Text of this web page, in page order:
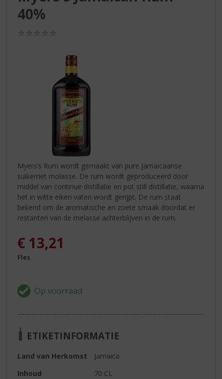
40%
Myers’s Rum wordt gemaakt van pure Jamaicaanse
suikerriet molasse. De rum wordt geproduceerd door
middel van continue distillatie en pot still distillatie, waarna
het in witte eiken vaten wordt gerijpt. De rum staat
bekend om de aromatische en zoete smaak doordat er
restanten van de melasse achterblijven in de rum.
€ 13,21
Fles
ETIKETINFORMATIE
Land van Herkomst
Jamaica
Inhoud
70 CL